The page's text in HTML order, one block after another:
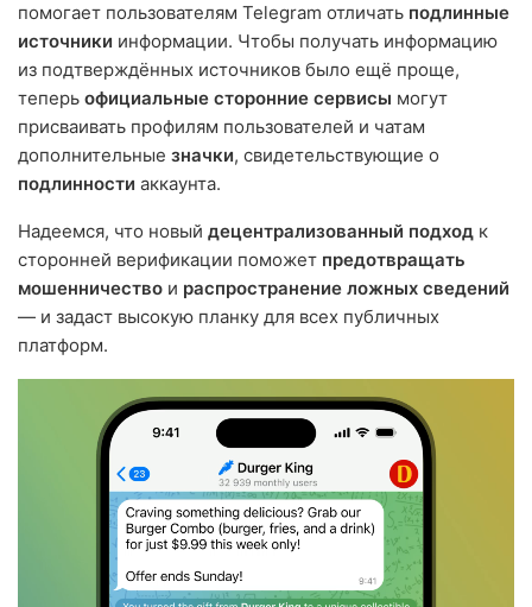
помогает пользователям Telegram отличать подлинные
источники информации. Чтобы получать информацию
из подтверждённых источников было ещё проще,
теперь официальные сторонние сервисы могут
присваивать профилям пользователей и чатам
дополнительные значки, свидетельствующие о
подлинности аккаунта.
Надеемся, что новый децентрализованный подход к
сторонней верификации поможет предотвращать
мошенничество и распространение ложных сведений
— и задаст высокую планку для всех публичных
платформ.